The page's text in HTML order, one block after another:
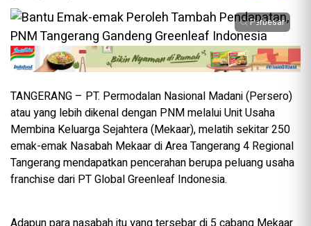
Perbesar
TANGERANG – PT. Permodalan Nasional Madani (Persero)
atau yang lebih dikenal dengan PNM melalui Unit Usaha
Membina Keluarga Sejahtera (Mekaar), melatih sekitar 250
emak-emak Nasabah Mekaar di Area Tangerang 4 Regional
Tangerang mendapatkan pencerahan berupa peluang usaha
franchise dari PT Global Greenleaf Indonesia.